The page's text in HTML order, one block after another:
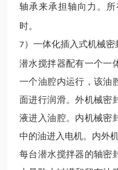
轴承来承担轴向力。
时。
7 ）一体化插入式机械密
潜水搅拌器配有一个一
一个油腔内运行，该油
面进行润滑。外机械密
液进入油腔。内机械密
中的油进入电机。内外
每台潜水搅拌器的轴密